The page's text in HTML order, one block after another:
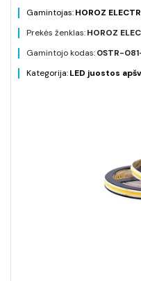
Gamintojas:HOROZ
Prekės ženklas:HOROZ
Gamintojo kodas:0STR-
Kategorija:LED juostos